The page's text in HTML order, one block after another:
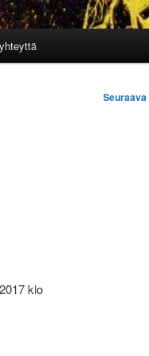
Seuraava
klo